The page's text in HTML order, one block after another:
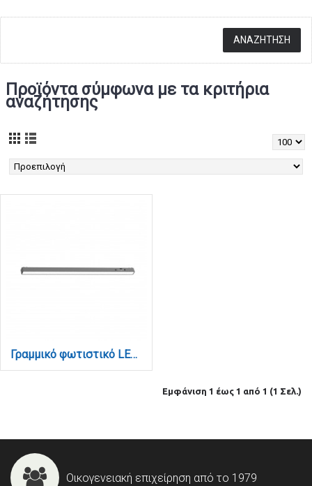
Προϊόντα σύμφωνα με τα κριτήρια
αναζήτησης
Γραμμικό φωτιστικό LED 20W 3CCT για Ultra Thin ράγα σε μαύρη απόχρωση D:61,5X2,6X2,4cm (TMU0060-Black)
Εμφάνιση 1 έως 1 από 1 (1 Σελ.)
Οικογενειακή επιχείρηση από το 1979